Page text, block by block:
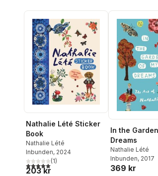
Nathalie Lété Sticker
Book
Nathalie Lété
Inbunden, 2024
5,0utav 5 stjärnor. Totalt antal röster:
(1)
203 kr
In the
Dreams
Nathalie Lété
Inbunden, 2017
369 kr